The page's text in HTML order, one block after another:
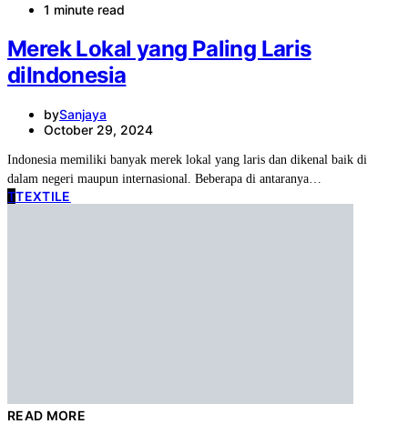
1 minute read
Merek Lokal yang Paling Laris
diIndonesia
bySanjaya
October 29, 2024
Indonesia memiliki banyak merek lokal yang laris dan dikenal baik di
dalam negeri maupun internasional. Beberapa di antaranya…
TTEXTILE
READ MORE